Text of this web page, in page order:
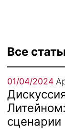
Все
01/04/2024
сценарии